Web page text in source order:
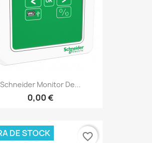
Schneider Monitor De...
0,00 €
DE STOCK favorite_border